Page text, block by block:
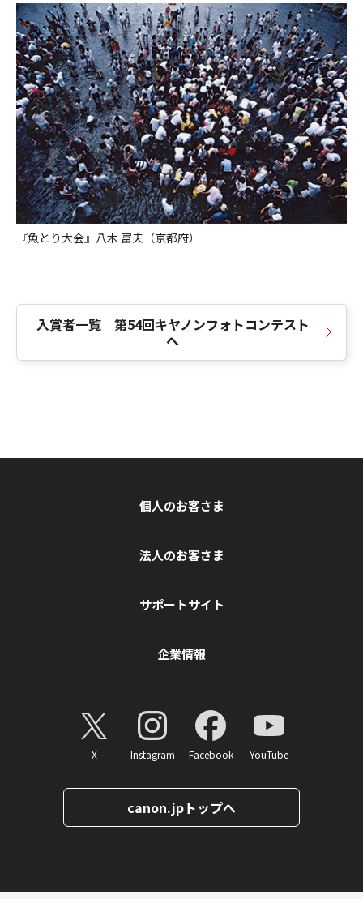
『魚とり大会』八木 富夫（京都府）
入賞者一覧 第54回キヤノンフォトコンテスト
へ
個人のお客さま
法人のお客さま
サポートサイト
企業情報
X Instagram Facebook YouTube
canon.jpトップへ